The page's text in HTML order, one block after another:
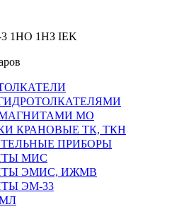
1НО 1НЗ IEK
МАГНИТАМИ МО
КРАНОВЫЕ ТК, ТКН
ПРИБОРЫ
МИС
ЭМИС, ИЖМВ
ЭМ-33